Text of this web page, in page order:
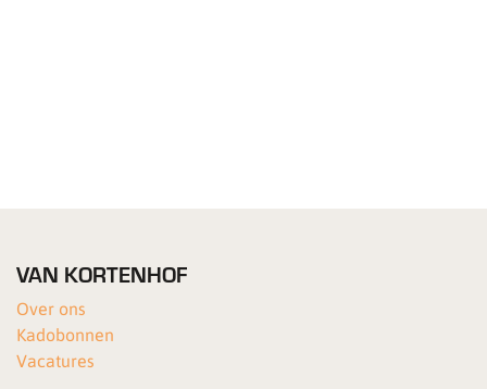
VAN KORTENHOF
Over ons
Kadobonnen
Vacatures